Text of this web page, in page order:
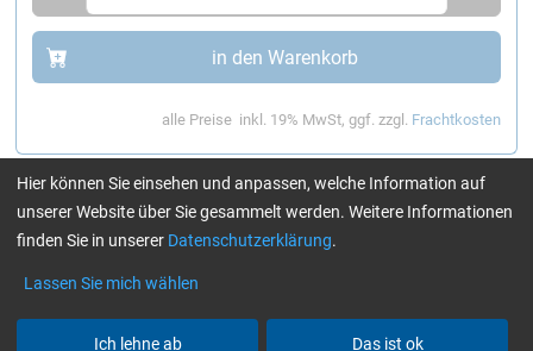
in den Warenkorb
alle Preise inkl. 19% MwSt, ggf. zzgl. Frachtkosten
Zubehör
Pumpenschlauch (Ø 6/8 und
Hier können Sie einsehen und anpassen, welche Information auf
unserer Website über Sie gesammelt werden. Weitere Informationen
finden Sie in unserer Datenschutzerklärung.
Lassen Sie mich wählen
Ich lehne ab Das ist ok